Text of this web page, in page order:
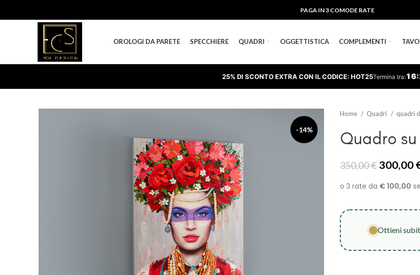
PAGA IN 3 COMODE RATE
OROLOGI DA PARETE SPECCHIERE QUADRI OGGETTISTICA COMPLEMENTI
25% DI SCONTO EXTRA CON IL CODICE: HOT25Termina tra:16:
-14%
Home Quadri quadri
Quadro
350,00€ Il
originale
300,00
Ottieni